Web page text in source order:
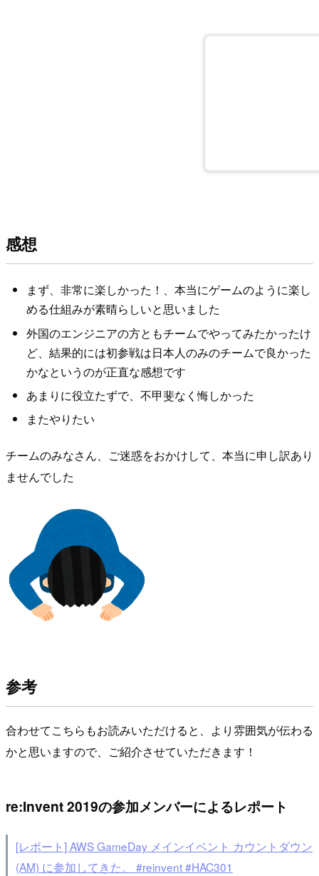
感想
まず、非常に楽しかった！、本当にゲームのように楽し
める仕組みが素晴らしいと思いました
外国のエンジニアの方ともチームでやってみたかったけ
ど、結果的には初参戦は日本人のみのチームで良かった
かなというのが正直な感想です
あまりに役立たずで、不甲斐なく悔しかった
またやりたい
チームのみなさん、ご迷惑をおかけして、本当に申し訳あり
ませんでした
参考
合わせてこちらもお読みいただけると、より雰囲気が伝わる
かと思いますので、ご紹介させていただきます！
re:Invent 2019の参加メンバーによるレポート
[レポート] AWS GameDay メインイベント カウントダウン
(AM) に参加してきた。 #reinvent #HAC301